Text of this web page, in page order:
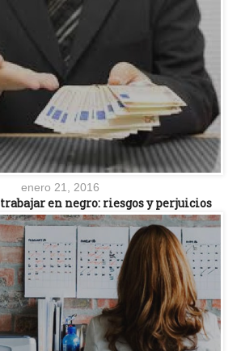
enero 21, 2016
en negro: riesgos y perjuicios